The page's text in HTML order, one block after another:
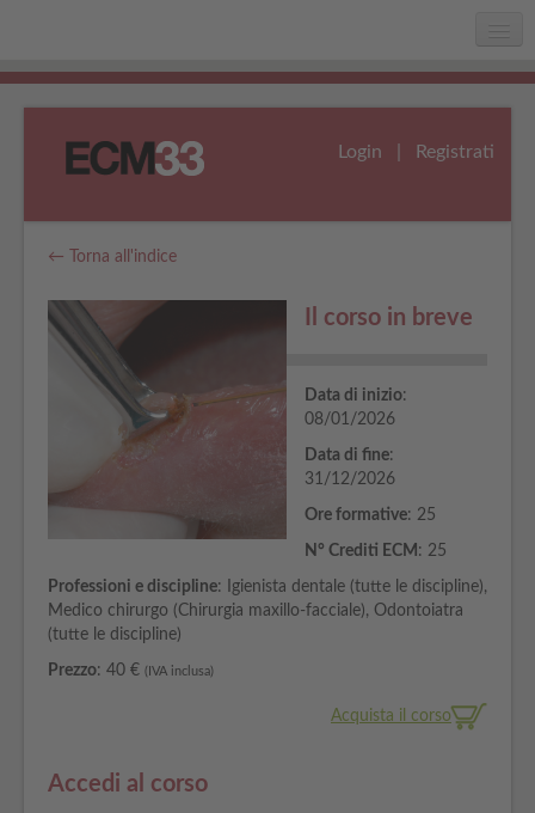
Home
Assistenza
Login Registrati
← Torna all'indice
Il corso in breve
Data di inizio:
08/01/2026
Data di fine:
31/12/2026
Ore formative: 25
N° Crediti ECM : 25
Professioni e discipline: Igienista dentale (tutte le discipline),
Medico chirurgo (Chirurgia maxillo-facciale), Odontoiatra
(tutte le discipline)
Prezzo: 40 € (IVA inclusa)
Acquista il corso
Accedi al corso